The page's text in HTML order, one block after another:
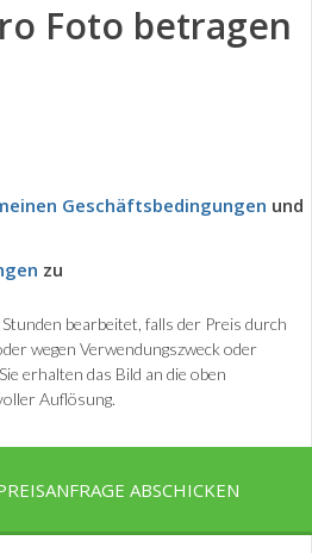
Foto betragen
Geschäftsbedingungen und
zu
bearbeitet, falls der Preis durch
wegen Verwendungszweck oder
erhalten das Bild an die oben
Auflösung.
ABSCHICKEN